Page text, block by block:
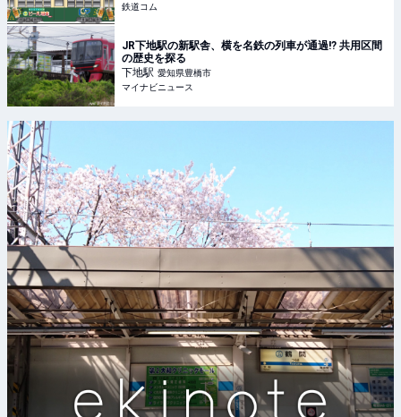
鉄道コム
JR下地駅の新駅舎、横を名鉄の列車が通過!? 共用区間
の歴史を探る
下地駅 愛知県豊橋市
マイナビニュース